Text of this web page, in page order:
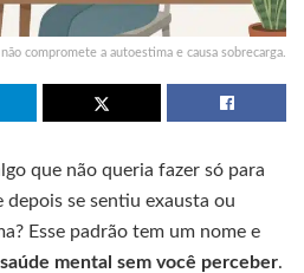
compromete a autoestima e causa sobrecarga.
que não queria fazer só para
depois se sentiu exausta ou
Esse padrão tem um nome e
mental sem você perceber.